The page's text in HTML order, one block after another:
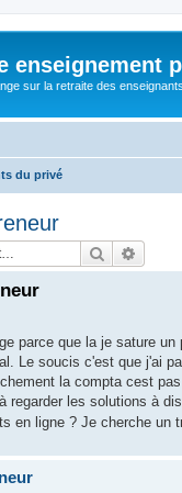
enseignement
sur la retraite des
du privé
Rechercher
parce que la je sature
Le soucis c'est que j'ai
la compta cest
regarder les solutions à
en ligne ? Je cherche un